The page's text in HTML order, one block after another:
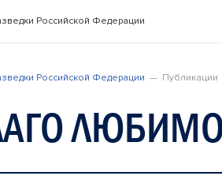
Российской Федерации
Российской Федерации Публикации